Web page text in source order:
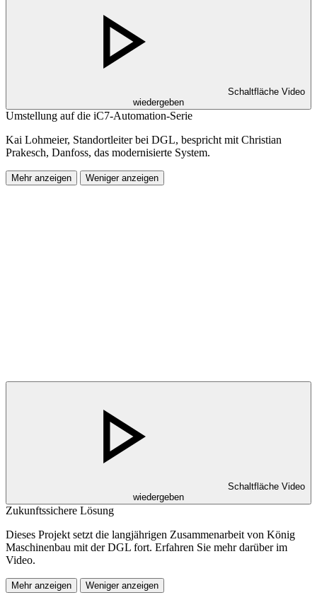
Schaltfläche Video
wiedergeben
Umstellung auf die iC7-Automation-Serie
Kai Lohmeier, Standortleiter bei DGL, bespricht mit Christian
Prakesch, Danfoss, das modernisierte System.
Mehr anzeigen Weniger anzeigen
Schaltfläche Video
wiedergeben
Zukunftssichere Lösung
Dieses Projekt setzt die langjährigen Zusammenarbeit von König
Maschinenbau mit der DGL fort. Erfahren Sie mehr darüber im
Video.
Mehr anzeigen Weniger anzeigen